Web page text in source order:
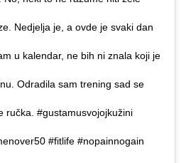
Nedjelja je, a ovde je svaki dan
u kalendar, ne bih ni znala koji je
Odradila sam trening sad se
ručka. #gustamusvojojkužini
#fitlife #nopainnogain